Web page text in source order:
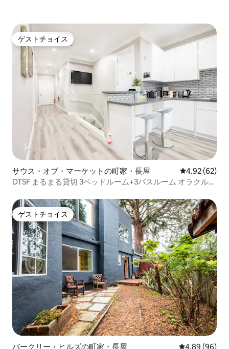
ゲストチョイス
ゲストチョイス
サウス・オブ・マーケットの町家・長屋 レビュー62
4.92 (62)
DTSF まるまる貸切 3ベッドルーム+3バスルーム オラクルパ
ゲストチョイス
ゲストチョイス
バークリー・ヒルズの町家・長屋 レビュー96件
4.89 (96)